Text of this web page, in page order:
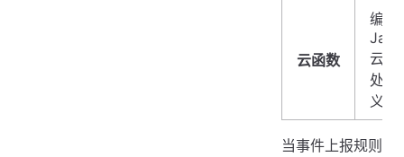
云函数
编写
云函
处理
义逻
当事件上报规则